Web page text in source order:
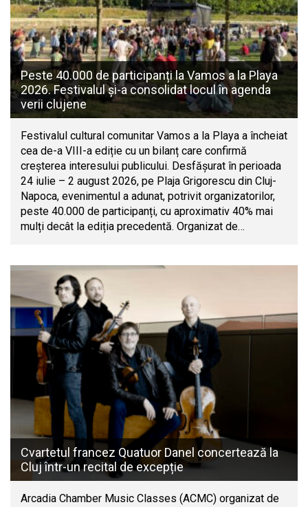
Peste 40.000 de participanți la Vamos a la Playa
2026. Festivalul și-a consolidat locul în agenda
verii clujene
Festivalul cultural comunitar Vamos a la Playa a încheiat
cea de-a VIII-a ediție cu un bilanț care confirmă
creșterea interesului publicului. Desfășurat în perioada
24 iulie – 2 august 2026, pe Plaja Grigorescu din Cluj-
Napoca, evenimentul a adunat, potrivit organizatorilor,
peste 40.000 de participanți, cu aproximativ 40% mai
mulți decât la ediția precedentă. Organizat de…
Cvartetul francez Quatuor Danel concertează la
Cluj într-un recital de excepție
Arcadia Chamber Music Classes (ACMC) organizat de